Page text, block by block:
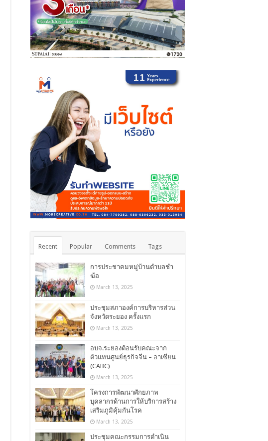
Recent Popular Comments Tags
การประชาคมหมู่บ้านตำบลชำ
ฆ้อ
March 13, 2025
ประชุมสภาองค์การบริหารส่วน
จังหวัดระยอง ครั้งแรก
March 13, 2025
อบจ.ระยองต้อนรับคณะจาก
ตัวแทนศูนย์ธุรกิจจีน – อาเซียน
(CABC)
March 13, 2025
โครงการพัฒนาศักยภาพ
บุคลากรด้านการให้บริการสร้าง
เสริมภูมิคุ้มกันโรค
March 13, 2025
ประชุมคณะกรรมการดำเนิน